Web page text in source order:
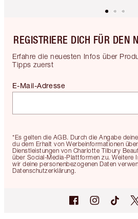
REGISTRIERE DICH FÜR DEN
Erfahre die neuesten Infos über
Tipps zuerst
*Es gelten die AGB. Durch die Angabe
du dem Erhalt von Werbeinformationen
Dienstleistungen von Charlotte Tilbury
über Social-Media-Plattformen zu. Weitere
wir deine personenbezogenen Daten
Datenschutzerklärung.
E-Mail-Adresse